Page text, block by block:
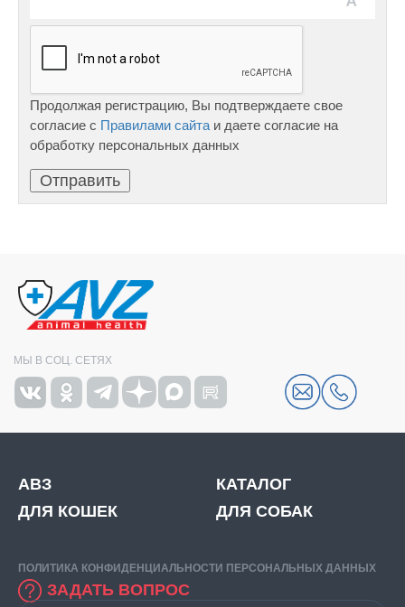
Продолжая регистрацию, Вы подтверждаете свое
согласие с Правилами сайта и даете согласие на
обработку персональных данных
МЫ В СОЦ. СЕТЯХ
АВЗ
КАТАЛОГ
ДЛЯ КОШЕК
ДЛЯ СОБАК
ПОЛИТИКА КОНФИДЕНЦИАЛЬНОСТИ ПЕРСОНАЛЬНЫХ ДАННЫХ
ЗАДАТЬ ВОПРОС